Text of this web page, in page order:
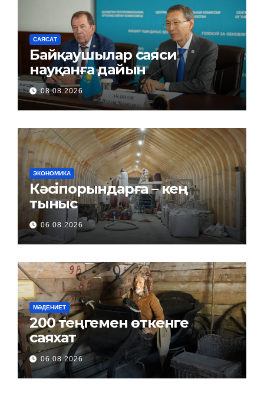
САЯСАТ
Байқаушылар саяси
науқанға дайын
08.08.2026
ЭКОНОМИКА
Кәсіпорындарға – кең
тыныс
06.08.2026
МӘДЕНИЕТ
200 теңгемен өткенге
саяхат
06.08.2026